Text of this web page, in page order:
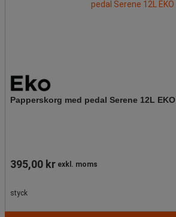
Papperskorg med pedal Serene 12L EKO
395,00 kr exkl. moms
styck